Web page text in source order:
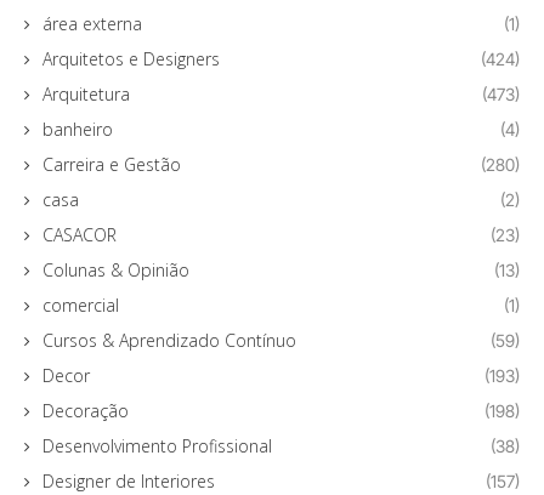
área externa (1)
Arquitetos e Designers (424)
Arquitetura (473)
banheiro (4)
Carreira e Gestão (280)
casa (2)
CASACOR (23)
Colunas & Opinião (13)
comercial (1)
Cursos & Aprendizado Contínuo (59)
Decor (193)
Decoração (198)
Desenvolvimento Profissional (38)
Designer de Interiores (157)